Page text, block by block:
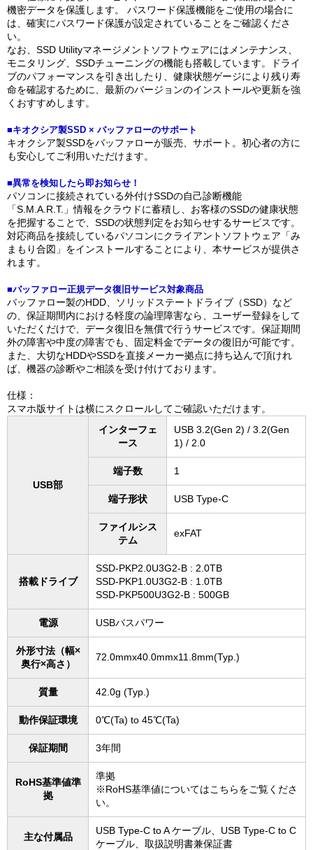
機密データを保護します。 パスワード保護機能をご使用の場合に
は、確実にパスワード保護が設定されていることをご確認くださ
い。
なお、SSD Utilityマネージメントソフトウェアにはメンテナンス、
モニタリング、SSDチューニングの機能も搭載しています。ドライ
ブのパフォーマンスを引き出したり、健康状態ゲージにより残り寿
命を確認するために、最新のバージョンのインストールや更新を強
くおすすめします。
■キオクシア製SSD × バッファローのサポート
キオクシア製SSDをバッファローが販売、サポート。初心者の方に
も安心してご利用いただけます。
■異常を検知したら即お知らせ！
パソコンに接続されている外付けSSDの自己診断機能
「S.M.A.R.T.」情報をクラウドに蓄積し、お客様のSSDの健康状態
を把握することで、SSDの状態判定をお知らせするサービスです。
対応商品を接続しているパソコンにクライアントソフトウェア「み
まもり合図」をインストールすることにより、本サービスが提供さ
れます。
■バッファロー正規データ復旧サービス対象商品
バッファロー製のHDD、ソリッドステートドライブ（SSD）など
の、保証期間内における軽度の論理障害なら、ユーザー登録をして
いただくだけで、データ復旧を無償で行うサービスです。保証期間
外の障害や中度の障害でも、固定料金でデータの復旧が可能です。
また、大切なHDDやSSDを直接メーカー拠点に持ち込んで頂けれ
ば、機器の診断やご相談を受け付けております。
仕様：
スマホ版サイトは横にスクロールしてご確認いただけます。
USB部
インターフェ
ース
USB 3.2(Gen 2) / 3.2(Gen
1) / 2.0
端子数 1
端子形状 USB Type-C
ファイルシス
テム
exFAT
搭載ドライブ
SSD-PKP2.0U3G2-B : 2.0TB
SSD-PKP1.0U3G2-B : 1.0TB
SSD-PKP500U3G2-B : 500GB
電源 USBバスパワー
外形寸法（幅×
奥行×高さ）
72.0mmx40.0mmx11.8mm(Typ.)
質量 42.0g (Typ.)
動作保証環境 0℃(Ta) to 45℃(Ta)
保証期間 3年間
RoHS基準値準
拠
準拠
※RoHS基準値についてはこちらをご覧くださ
い。
主な付属品
USB Type-C to A ケーブル、USB Type-C to C
ケーブル、取扱説明書兼保証書